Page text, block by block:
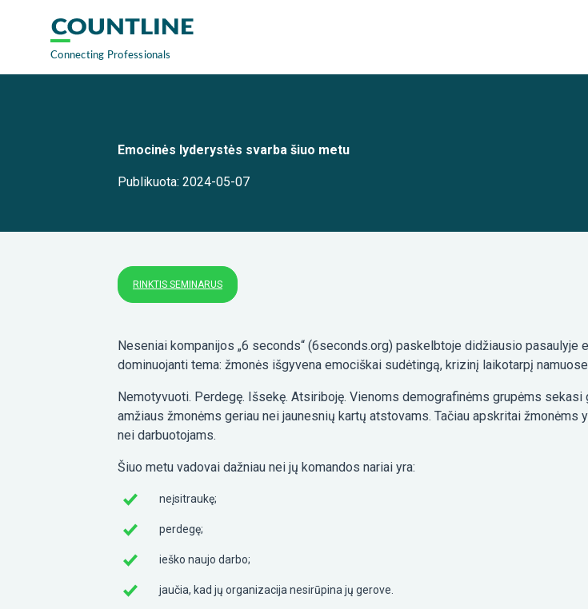
Emocinės lyderystės svarba šiuo metu
Publikuota: 2024-05-07
RINKTIS SEMINARUS
Neseniai kompanijos „6 seconds“ (6seconds.org) paskelbtoje didžiausio
dominuojanti tema: žmonės išgyvena emociškai sudėtingą, krizinį laikotarpį
Nemotyvuoti. Perdegę. Išsekę. Atsiriboję. Vienoms demografinėms grupėms
amžiaus žmonėms geriau nei jaunesnių kartų atstovams. Tačiau apskritai žmonėms
nei darbuotojams.
Šiuo metu vadovai dažniau nei jų komandos nariai yra:
neįsitraukę;
perdegę;
ieško naujo darbo;
jaučia, kad jų organizacija nesirūpina jų gerove.